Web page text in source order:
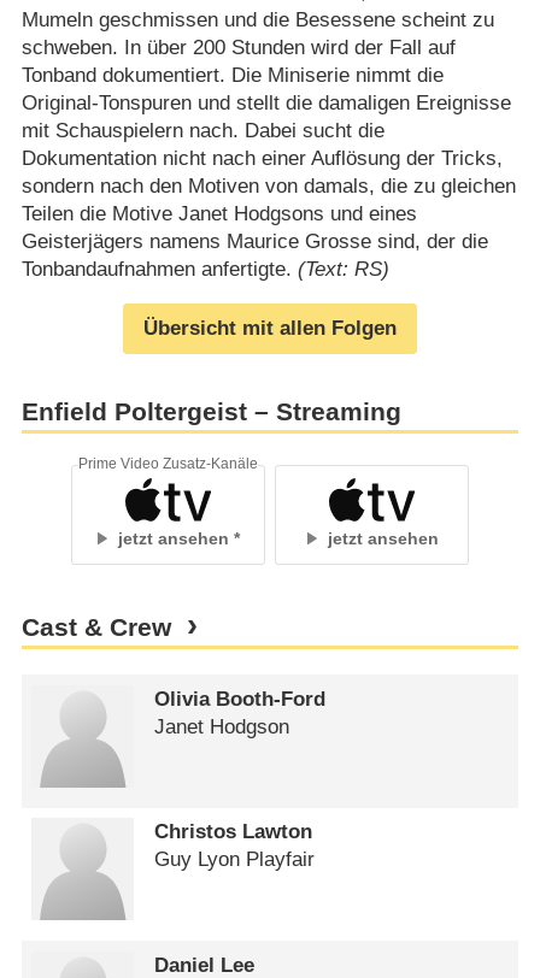
Mumeln geschmissen und die Besessene scheint zu
schweben. In über 200 Stunden wird der Fall auf
Tonband dokumentiert. Die Miniserie nimmt die
Original-Tonspuren und stellt die damaligen Ereignisse
mit Schauspielern nach. Dabei sucht die
Dokumentation nicht nach einer Auflösung der Tricks,
sondern nach den Motiven von damals, die zu gleichen
Teilen die Motive Janet Hodgsons und eines
Geisterjägers namens Maurice Grosse sind, der die
Tonbandaufnahmen anfertigte. (Text: RS)
Übersicht mit allen Folgen
Enfield Poltergeist – Streaming
jetzt ansehen
Prime Video Zusatz-Kanäle
jetzt ansehen
Cast & Crew
Olivia Booth-Ford
Janet Hodgson
Christos Lawton
Guy Lyon Playfair
Daniel Lee